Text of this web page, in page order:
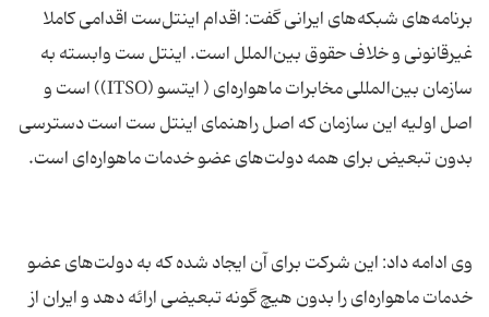
برنامه‌های شبکه‌های ایرانی گفت: اقدام اینتل‌ست اقدامی کاملا
غیرقانونی و خلاف حقوق بین‌الملل است. اینتل ست وابسته به
سازمان بین‌المللی مخابرات ماهواره‌ای ( ایتسو (ITSO)) است و
اصل اولیه این سازمان که اصل راهنمای اینتل ست است دسترسی
وی ادامه داد: این شرکت برای آن ایجاد شده که به دولت‌های عضو
خدمات ماهواره‌ای را بدون هیچ گونه تبعیضی ارائه دهد و ایران از